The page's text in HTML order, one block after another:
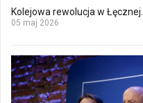
Kolejowa rewolucja w
05 maj 2026